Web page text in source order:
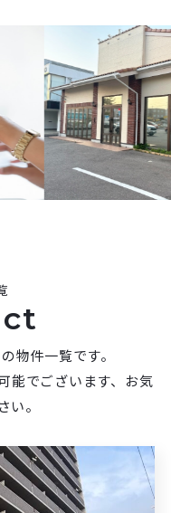
物件一覧です。
能でございます、お気
い。